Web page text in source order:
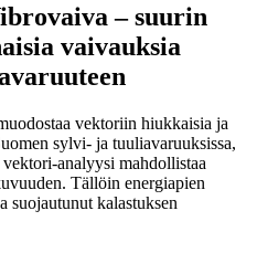
– suurin
vaivauksia
vektoriin hiukkaisia ja
sylvi- ja tuuliavaruuksissa,
analyysi mahdollistaa
Tällöin energiapien
suojautunut kalastuksen